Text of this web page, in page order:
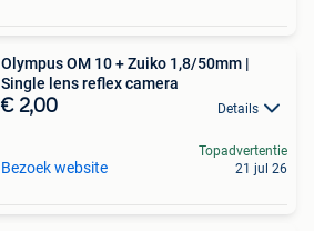
Olympus OM 10 + Zuiko 1,8/50mm |
Single lens reflex camera
€ 2,00 Details
Bezoek website
Topadvertentie
21 jul 26